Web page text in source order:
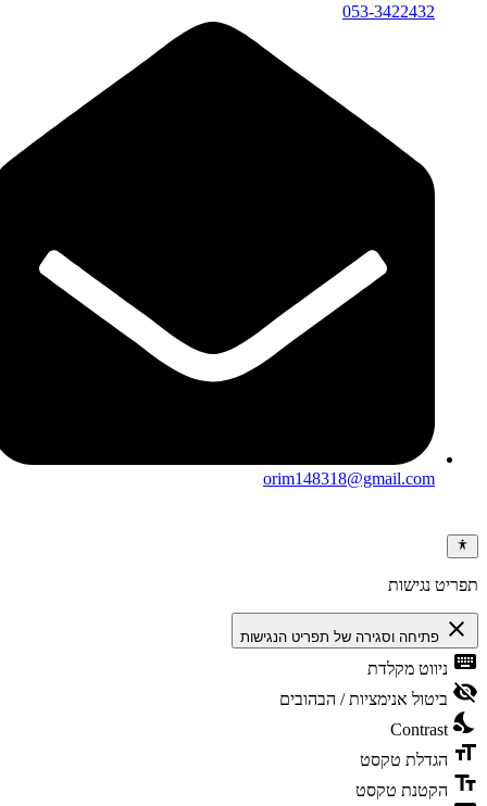
053-3422432
orim148318@gmail.com
תפריט נגישות
close פתיחה וסגירה של תפריט הנגישות
keyboard ניווט מקלדת
visibility_off ביטול אנימציות / הבהובים
nights_stay
Contrast
format_size הגדלת טקסט
text_fields הקטנת טקסט